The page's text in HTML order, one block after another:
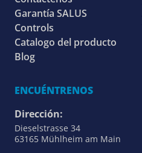
Garantía SALUS
Controls
Catalogo del producto
Blog
ENCUÉNTRENOS
Dirección:
Dieselstrasse 34
63165 Mühlheim am Main